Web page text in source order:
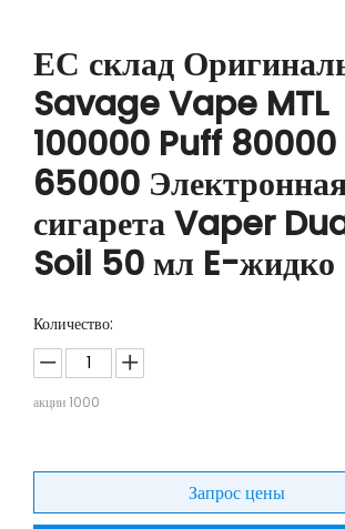
ЕС склад
Savage Vape MTL
100000 Puff 80000
65000
сигарета Vaper
Soil 50 мл E-жидко
Количество:
акции1000
Запрос цены